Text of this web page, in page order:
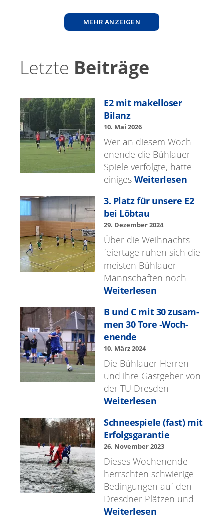
MEHR ANZEIGEN
Letzte Beiträge
E2 mit makel­los­er
Bilanz
10. Mai 2026
Wer an diesem Woch­
enende die Büh­lauer
Spiele ver­fol­gte, hat­te
einiges Weiterlesen
3. Platz für unsere E2
bei Löb­tau
29. Dezem­ber 2024
Über die Wei­h­nachts­
feiertage ruhen sich die
meis­ten Büh­lauer
Mannschaften noch
Weiterlesen
B und C mit 30 zusam­
men 30 Tore ‑Woch­
enende
10. März 2024
Die Büh­lauer Her­ren
und ihre Gast­ge­ber von
der TU Dres­den
Weiterlesen
Schneespiele (fast) mit
Erfol­gs­garantie
26. Novem­ber 2023
Dieses Woch­enende
herrscht­en schwierige
Bedin­gun­gen auf den
Dres­d­ner Plätzen und
Weiterlesen